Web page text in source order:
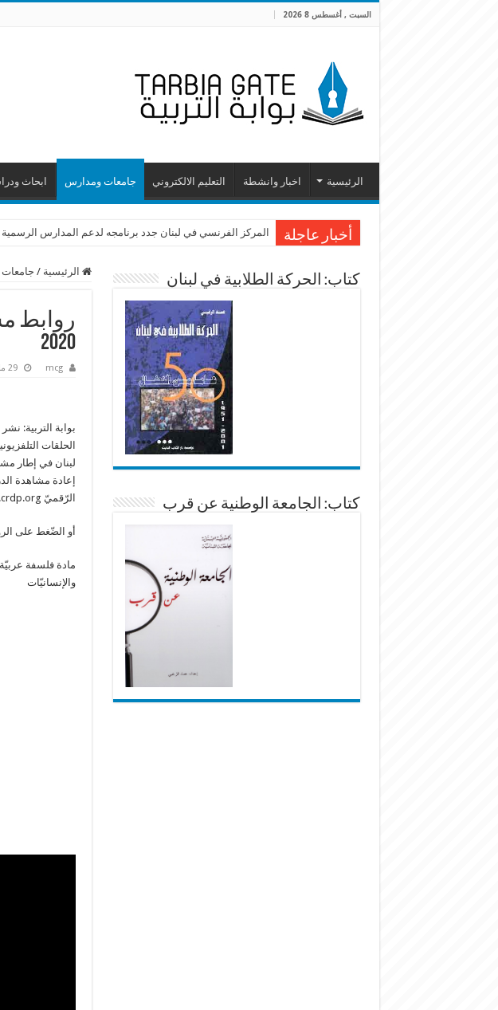
السبت , أغسطس 8 2026
الرئيسية اخبار وانشطة التعليم الالكتروني جامعات ومدارس ابحاث
أخبار عاجلة المركز الفرنسي في لبنان جدد برنامجه لدعم المدارس الرسمية
الرئيسية /
2020
mcg 29 مايو، 2020
بوابة التربية:
لبنان في إطار
إعادة مشاهدة
الرّقميّ Digital Learning Initiative https://dl.crdp.org
أو الضّغط على
والإنسانيّات
كتاب: الحركة الطلابية في لبنان
كتاب: الجامعة الوطنية عن قرب